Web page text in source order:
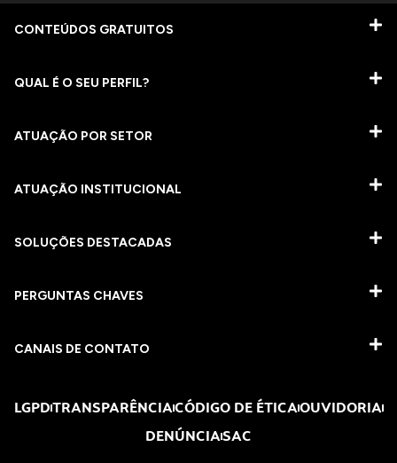
CONTEÚDOS GRATUITOS
QUAL É O SEU PERFIL?
ATUAÇÃO POR SETOR
ATUAÇÃO INSTITUCIONAL
SOLUÇÕES DESTACADAS
PERGUNTAS CHAVES​
CANAIS DE CONTATO
LGPDTRANSPARÊNCIACÓDIGO DE ÉTICAOUVIDORIA
DENÚNCIASAC